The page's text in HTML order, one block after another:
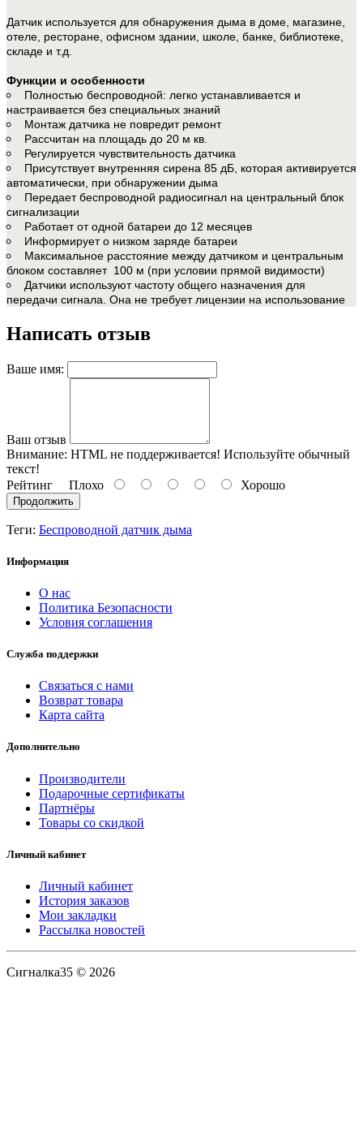
Датчик используется для обнаружения дыма в доме, магазине,
отеле, ресторане, офисном здании, школе, банке, библиотеке,
складе и т.д.
Функции и особенности
Полностью беспроводной: легко устанавливается и
настраивается без специальных знаний
Монтаж датчика не повредит ремонт
Рассчитан на площадь до 20 м кв.
Регулируется чувствительность датчика
Присутствует внутренняя сирена 85 дБ, которая активируется
автоматически, при обнаружении дыма
Передает беспроводной радиосигнал на центральный блок
сигнализации
Работает от одной батареи до 12 месяцев
Информирует о низком заряде батареи
Максимальное расстояние между датчиком и центральным
блоком составляет 100 м (при условии прямой видимости)
Датчики используют частоту общего назначения для
передачи сигнала. Она не требует лицензии на использование
Написать отзыв
Ваше имя:
Ваш отзыв
Внимание: HTML не поддерживается! Используйте обычный
текст!
Рейтинг Плохо Хорошо
Продолжить
Теги: Беспроводной датчик дыма
Информация
О нас
Политика Безопасности
Условия соглашения
Служба поддержки
Связаться с нами
Возврат товара
Карта сайта
Дополнительно
Производители
Подарочные сертификаты
Партнёры
Товары со скидкой
Личный кабинет
Личный кабинет
История заказов
Мои закладки
Рассылка новостей
Сигналка35 © 2026